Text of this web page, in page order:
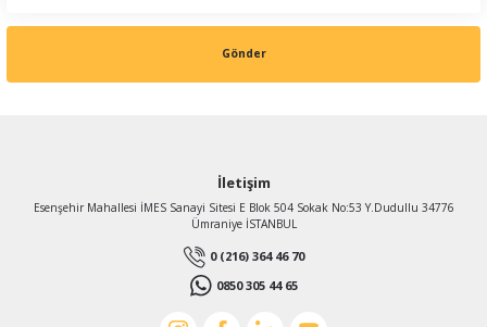
Gönder
İletişim
Esenşehir Mahallesi İMES Sanayi Sitesi E Blok 504 Sokak No:53 Y.Dudullu 34776
Ümraniye İSTANBUL
0 (216) 364 46 70
0850 305 44 65